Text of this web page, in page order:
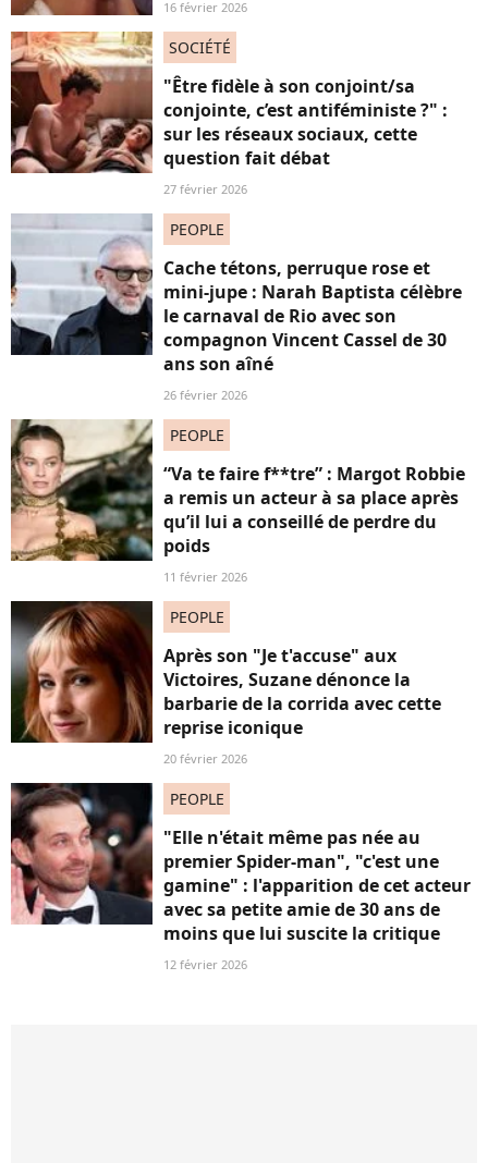
16 février 2026
SOCIÉTÉ
"Être fidèle à son conjoint/sa
conjointe, c’est antiféministe ?" :
sur les réseaux sociaux, cette
question fait débat
27 février 2026
PEOPLE
Cache tétons, perruque rose et
mini-jupe : Narah Baptista célèbre
le carnaval de Rio avec son
compagnon Vincent Cassel de 30
ans son aîné
26 février 2026
PEOPLE
“Va te faire f**tre” : Margot Robbie
a remis un acteur à sa place après
qu’il lui a conseillé de perdre du
poids
11 février 2026
PEOPLE
Après son "Je t'accuse" aux
Victoires, Suzane dénonce la
barbarie de la corrida avec cette
reprise iconique
20 février 2026
PEOPLE
"Elle n'était même pas née au
premier Spider-man", "c'est une
gamine" : l'apparition de cet acteur
avec sa petite amie de 30 ans de
moins que lui suscite la critique
12 février 2026